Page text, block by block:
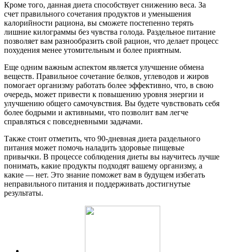
Кроме того, данная диета способствует снижению веса. За
счет правильного сочетания продуктов и уменьшения
калорийности рациона, вы сможете постепенно терять
лишние килограммы без чувства голода. Раздельное питание
позволяет вам разнообразить свой рацион, что делает процесс
похудения менее утомительным и более приятным.
Еще одним важным аспектом является улучшение обмена
веществ. Правильное сочетание белков, углеводов и жиров
помогает организму работать более эффективно, что, в свою
очередь, может привести к повышению уровня энергии и
улучшению общего самочувствия. Вы будете чувствовать себя
более бодрыми и активными, что позволит вам легче
справляться с повседневными задачами.
Также стоит отметить, что 90-дневная диета раздельного
питания может помочь наладить здоровые пищевые
привычки. В процессе соблюдения диеты вы научитесь лучше
понимать, какие продукты подходят вашему организму, а
какие — нет. Это знание поможет вам в будущем избегать
неправильного питания и поддерживать достигнутые
результаты.